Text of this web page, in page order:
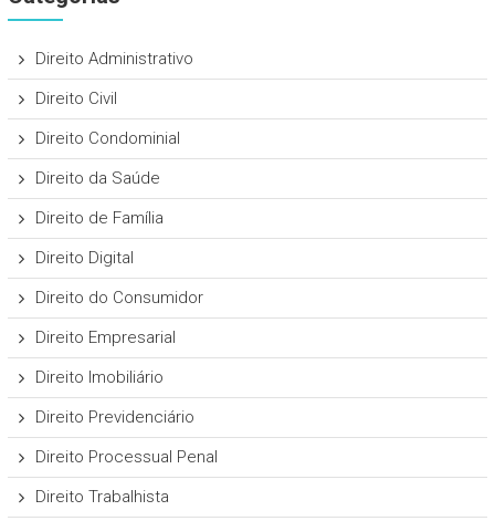
Direito Administrativo
Direito Civil
Direito Condominial
Direito da Saúde
Direito de Família
Direito Digital
Direito do Consumidor
Direito Empresarial
Direito Imobiliário
Direito Previdenciário
Direito Processual Penal
Direito Trabalhista